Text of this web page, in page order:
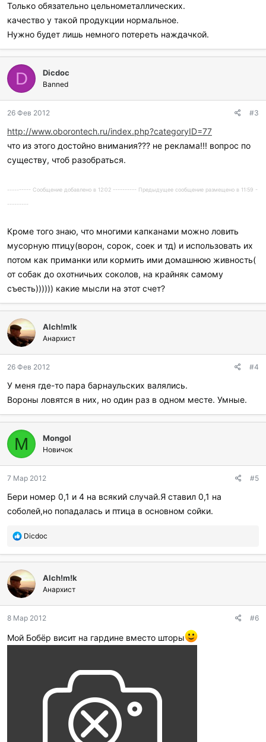
Только обязательно цельнометаллических.
качество у такой продукции нормальное.
Нужно будет лишь немного потереть наждачкой.
D Dicdoc
Banned
26 Фев 2012 #3
http://www.oborontech.ru/index.php?categoryID=77
что из этого достойно внимания??? не реклама!!! вопрос по
существу, чтоб разобраться.
---------- Сообщение добавлено в 12:02 ---------- Предыдущее сообщение размещено в 11:59 -
---------
Кроме того знаю, что многими капканами можно ловить
мусорную птицу(ворон, сорок, соек и тд) и использовать их
потом как приманки или кормить ими домашнюю живность(
от собак до охотничьих соколов, на крайняк самому
съесть)))))) какие мысли на этот счет?
Alch!m!k
Анархист
26 Фев 2012 #4
У меня где-то пара барнаульских валялись.
Вороны ловятся в них, но один раз в одном месте. Умные.
M Mongol
Новичок
7 Мар 2012 #5
Бери номер 0,1 и 4 на всякий случай.Я ставил 0,1 на
соболей,но попадалась и птица в основном сойки.
П
б
л
а
г
о
а
и
Dicdoc
Alch!m!k
Анархист
8 Мар 2012 #6
Мой Бобёр висит на гардине вместо шторы